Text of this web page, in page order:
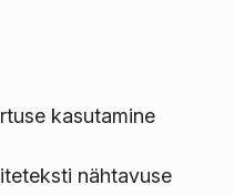
kasutamine
nähtavuse